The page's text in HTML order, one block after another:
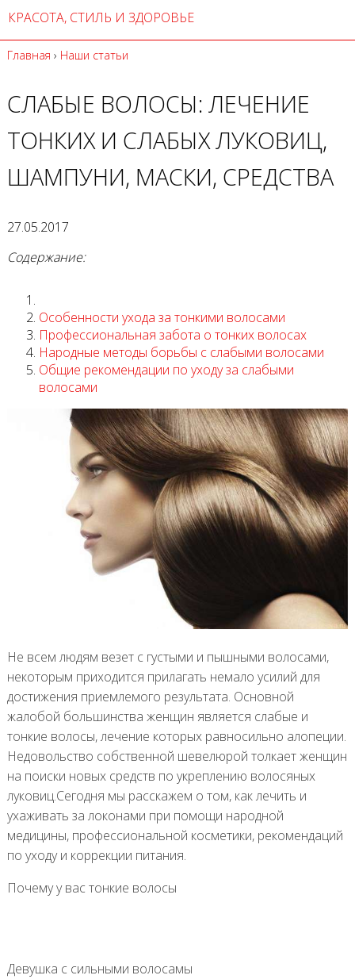
КРАСОТА, СТИЛЬ И ЗДОРОВЬЕ
Главная › Наши статьи
СЛАБЫЕ ВОЛОСЫ: ЛЕЧЕНИЕ
ТОНКИХ И СЛАБЫХ ЛУКОВИЦ,
ШАМПУНИ, МАСКИ, СРЕДСТВА
27.05.2017
Содержание:
Особенности ухода за тонкими волосами
Профессиональная забота о тонких волосах
Народные методы борьбы с слабыми волосами
Общие рекомендации по уходу за слабыми
волосами
Не всем людям везет с густыми и пышными волосами,
некоторым приходится прилагать немало усилий для
достижения приемлемого результата. Основной
жалобой большинства женщин является слабые и
тонкие волосы, лечение которых равносильно алопеции.
Недовольство собственной шевелюрой толкает женщин
на поиски новых средств по укреплению волосяных
луковиц.Сегодня мы расскажем о том, как лечить и
ухаживать за локонами при помощи народной
медицины, профессиональной косметики, рекомендаций
по уходу и коррекции питания.
Почему у вас тонкие волосы
Девушка с сильными волосамы